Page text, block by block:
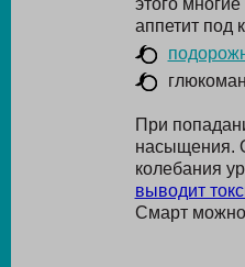
этого
аппетит под
При
насыщения.
колебания
выводит
Смарт можно